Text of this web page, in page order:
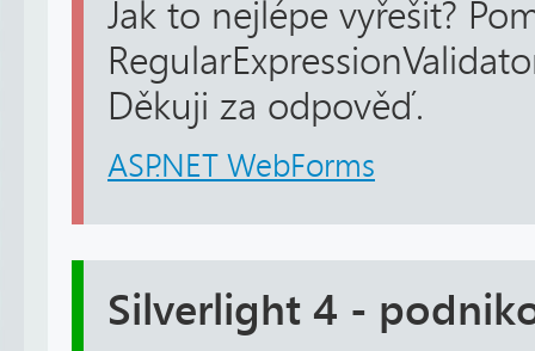
Jak to nejlépe vyřešit?
Děkuji za odpověď.
ASP.NET WebForms
Silverlight 4 -